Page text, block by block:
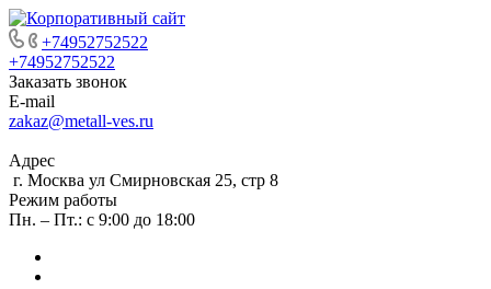
+74952752522
+74952752522
Заказать звонок
E-mail
zakaz@metall-ves.ru
Адрес
г. Москва ул Смирновская 25, стр 8
Режим работы
Пн. – Пт.: с 9:00 до 18:00